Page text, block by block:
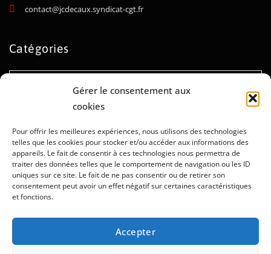
Gérer le consentement aux
cookies
Pour offrir les meilleures expériences, nous utilisons des technologies
telles que les cookies pour stocker et/ou accéder aux informations des
appareils. Le fait de consentir à ces technologies nous permettra de
traiter des données telles que le comportement de navigation ou les ID
uniques sur ce site. Le fait de ne pas consentir ou de retirer son
consentement peut avoir un effet négatif sur certaines caractéristiques
et fonctions.
Accepter
contact@jcdecaux.syndicat-cgt.fr
Catégories
Catégories
Archives
Archives
Politique de confidentialité
Administration